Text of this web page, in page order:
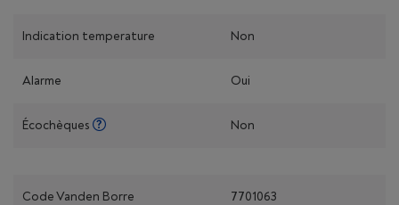
Indication temperature Non
Alarme Oui
Écochèques Non
Code Vanden Borre 7701063